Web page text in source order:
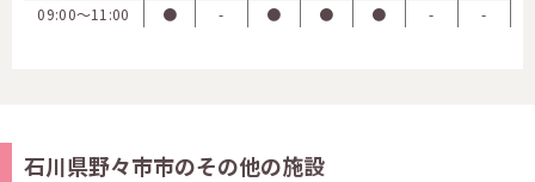
09:00〜11:00
● - ● ● ● - -
石川県野々市市のその他の施設